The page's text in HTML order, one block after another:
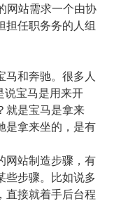
网站需求一个由协
担任职务务的人组
和奔驰。很多人
说宝马是用来开
就是宝马是拿来
是拿来坐的，是有
网站制造步骤，有
些步骤。比如说多
直接就着手后台程